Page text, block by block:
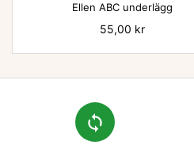
Ellen ABC underlägg
Pris
55,00 kr
loop